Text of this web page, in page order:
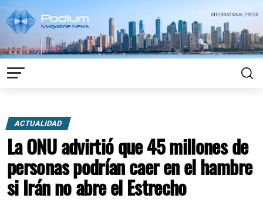
ACTUALIDAD
La ONU advirtió que 45 millones de
personas podrían caer en el hambre
si Irán no abre el Estrecho